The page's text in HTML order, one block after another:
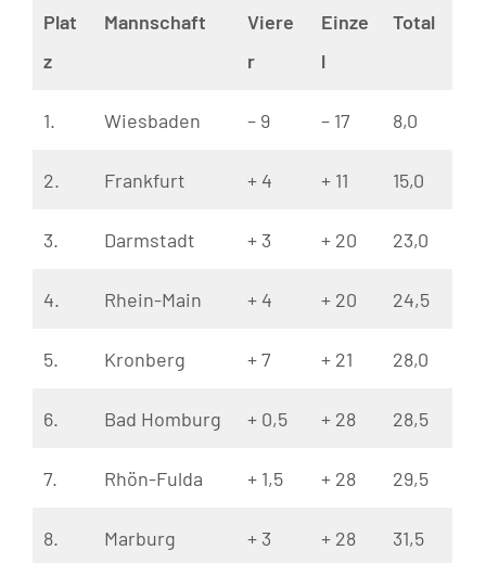
Plat
z
Mannschaft
Viere
r
Einze
l
Total
1. Wiesbaden – 9 – 17 8,0
2. Frankfurt + 4 + 11 15,0
3. Darmstadt + 3 + 20 23,0
4. Rhein-Main + 4 + 20 24,5
5. Kronberg + 7 + 21 28,0
6. Bad Homburg + 0,5 + 28 28,5
7. Rhön-Fulda + 1,5 + 28 29,5
8. Marburg + 3 + 28 31,5